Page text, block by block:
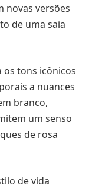
novas versões
de uma saia
os tons icônicos
a nuances
branco,
um senso
de rosa
de vida